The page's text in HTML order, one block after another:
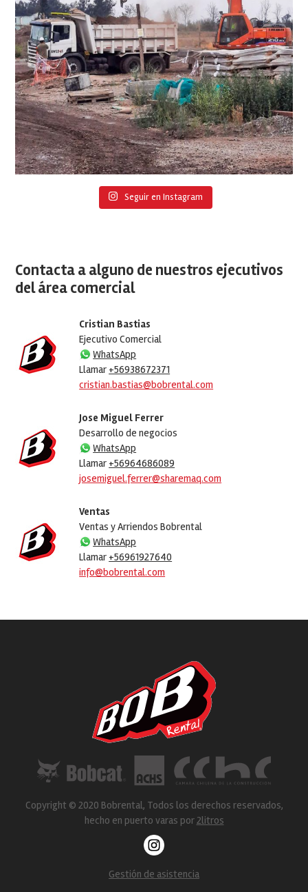
Seguir en Instagram
Contacta a alguno de nuestros ejecutivos
del área comercial
Cristian Bastias
Ejecutivo Comercial
WhatsApp
Llamar +56938672371
cristian.bastias@bobrental.com
Jose Miguel Ferrer
Desarrollo de negocios
WhatsApp
Llamar +56964686089
josemiguel.ferrer@sharemaq.com
Ventas
Ventas y Arriendos Bobrental
WhatsApp
Llamar +56961927640
info@bobrental.com
Copyright © 2020 Bobrental, Todos los derechos reservados,
hecho en puerto varas por2litros
Gestión de asistencia